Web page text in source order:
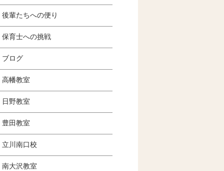
後輩たちへの便り
保育士への挑戦
ブログ
高幡教室
日野教室
豊田教室
立川南口校
南大沢教室